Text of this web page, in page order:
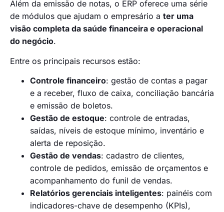
Além da emissão de notas, o ERP oferece uma série
de módulos que ajudam o empresário a ter uma
visão completa da saúde financeira e operacional
do negócio.
Entre os principais recursos estão:
Controle financeiro: gestão de contas a pagar
e a receber, fluxo de caixa, conciliação bancária
e emissão de boletos.
Gestão de estoque: controle de entradas,
saídas, níveis de estoque mínimo, inventário e
alerta de reposição.
Gestão de vendas: cadastro de clientes,
controle de pedidos, emissão de orçamentos e
acompanhamento do funil de vendas.
Relatórios gerenciais inteligentes: painéis com
indicadores-chave de desempenho (KPIs),